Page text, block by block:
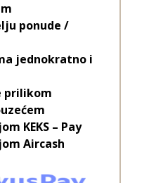
ponude /
jednokratno i
prilikom
KEKS – Pay
Aircash